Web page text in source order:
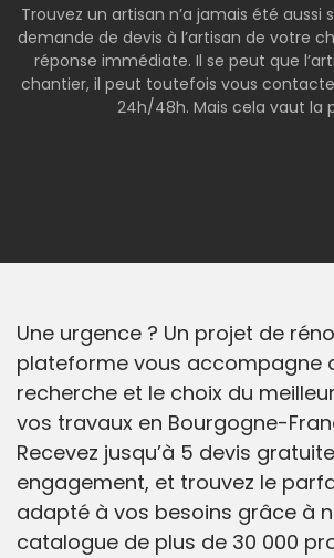
Trouvez un artisan n’a jamais été aussi
demande de devis à l’artisan de votre
réponse immédiate. Il se peut que
chantier, il peut toutefois vous
24h/48h. Mais cela vaut la
Une urgence ? Un projet de
plateforme vous accompagne
recherche et le choix du
vos travaux en Bourgogne-
Recevez jusqu’à 5 devis
engagement, et trouvez le
adapté à vos besoins grâce à
catalogue de plus de 30 000